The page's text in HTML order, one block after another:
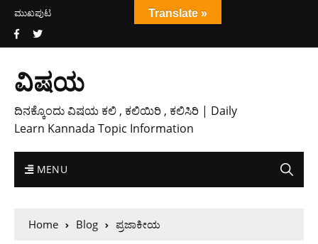
ಮುಖಪುಟ
ವಿಷಯ
ದಿನಕ್ಕೊಂದು ವಿಷಯ ಕಲಿ , ಕಲಿಯಿರಿ , ಕಲಿಸಿರಿ | Daily
Learn Kannada Topic Information
MENU
Home Blog ಪ್ರಜಾಕೀಯ
Translate »